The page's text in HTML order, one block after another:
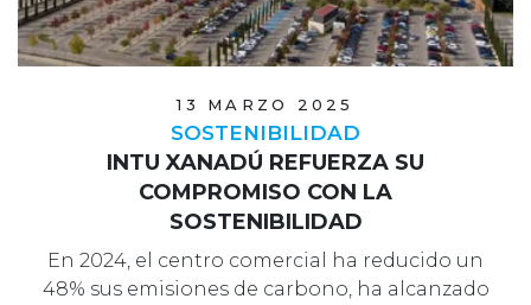
13 MARZO 2025
SOSTENIBILIDAD
INTU XANADÚ REFUERZA SU
COMPROMISO CON LA
SOSTENIBILIDAD
En 2024, el centro comercial ha reducido un
48% sus emisiones de carbono, ha alcanzado